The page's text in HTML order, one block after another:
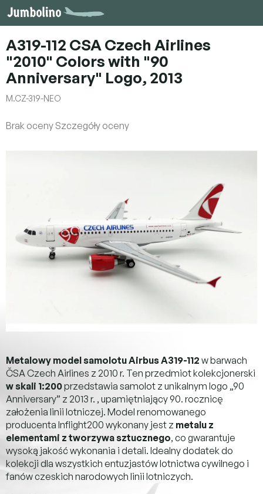
Przejść
do
A319-112 CSA Czech Airlines
"2010" Colors with "90
Anniversary" Logo, 2013
M.CZ-319-NEO
Średnia
Brak oceny Szczegóły oceny
Metalowy model samolotu Airbus A319-112 w barwach
ČSA Czech Airlines z 2010 r. Ten przedmiot kolekcjonerski
w skali 1:200przedstawia samolot z unikalnym logo „90
Anniversary” z 2013 r. , upamiętniający 90. rocznicę
założenia linii lotniczej. Model renomowanego
producenta Inflight200 wykonany jest z metalu z
elementami z tworzywa sztucznego, co gwarantuje
wysoką jakość wykonania i detali. Idealny dodatek do
kolekcji dla wszystkich entuzjastów lotnictwa cywilnego i
fanów czeskich narodowych linii lotniczych.